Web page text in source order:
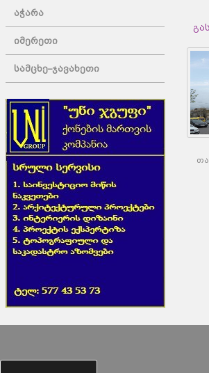
აჭარა
იმერეთი
სამცხე–ჯავახეთი